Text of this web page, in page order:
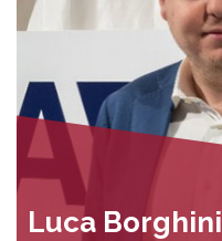
Luca Borghini